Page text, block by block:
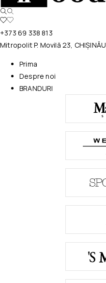
+373 69 338 813
Mitropolit P. Movilă 23, CHIȘINĂU
Prima
Despre noi
BRANDURI